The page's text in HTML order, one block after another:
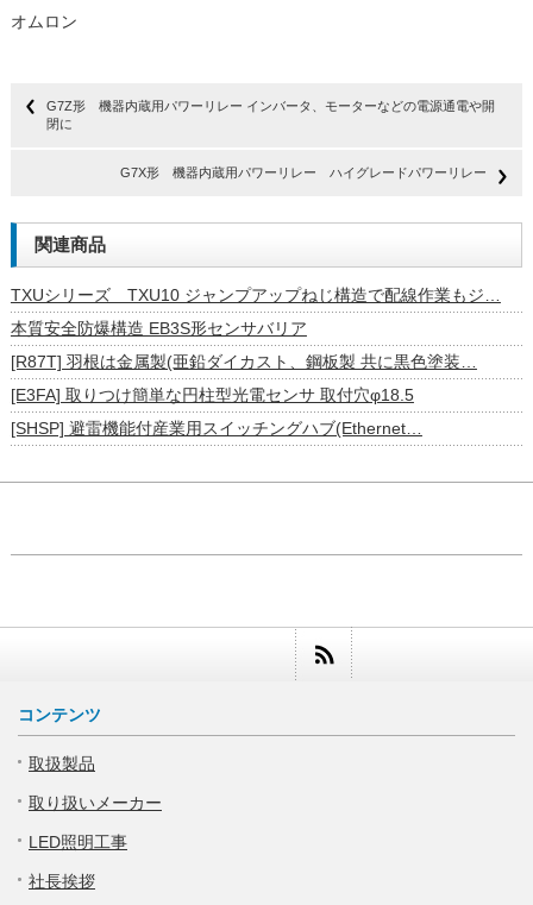
オムロン
G7Z形 機器内蔵用パワーリレー インバータ、モーターなどの電源通電や開
閉に
G7X形 機器内蔵用パワーリレー ハイグレードパワーリレー
関連商品
TXUシリーズ TXU10 ジャンプアップねじ構造で配線作業もジ…
本質安全防爆構造 EB3S形センサバリア
[R87T] 羽根は金属製(亜鉛ダイカスト、鋼板製 共に黒色塗装…
[E3FA] 取りつけ簡単な円柱型光電センサ 取付穴φ18.5
[SHSP] 避雷機能付産業用スイッチングハブ(Ethernet…
コンテンツ
取扱製品
取り扱いメーカー
LED照明工事
社長挨拶